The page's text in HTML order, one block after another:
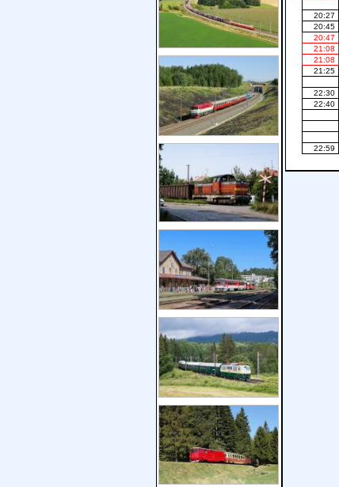
20:27
20:45
20:47
21:08
21:08
21:25
22:30
22:40
22:59